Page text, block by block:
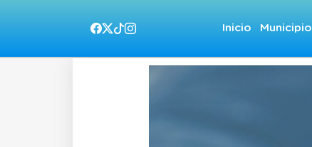
Inicio Municipio